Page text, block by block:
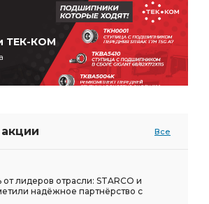
ТЕК-КОМ
Все
от лидеров отрасли: STARCO и
надёжное партнёрство с